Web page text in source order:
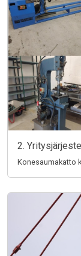
2.
Konesaumakatto